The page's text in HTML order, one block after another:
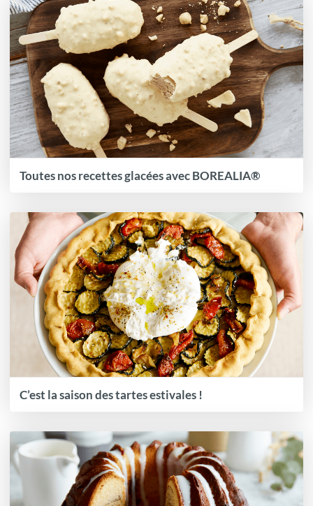
Toutes nos recettes glacées avec BOREALIA®
C’est la saison des tartes estivales !